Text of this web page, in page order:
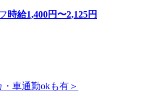
時給1,400円〜2,125円
車通勤okも有＞